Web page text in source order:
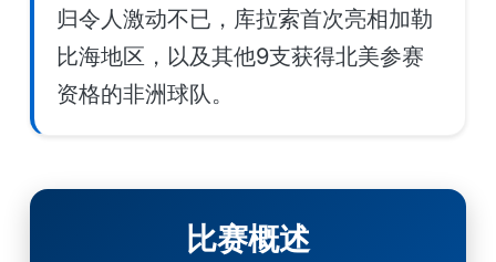
归令人激动不已，库拉索首次亮相加勒
比海地区，以及其他9支获得北美参赛
资格的非洲球队。
比赛概述